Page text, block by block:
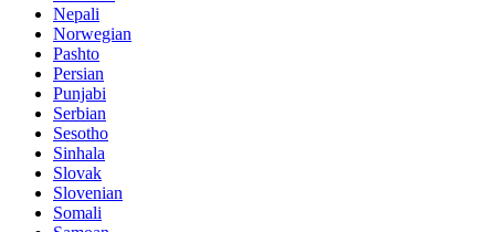
Nepali
Norwegian
Pashto
Persian
Punjabi
Serbian
Sesotho
Sinhala
Slovak
Slovenian
Somali